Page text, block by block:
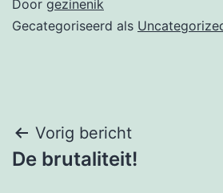
Door gezinenik
Gecategoriseerd als
Bericht
navigatie
Vorig bericht
De brutaliteit!